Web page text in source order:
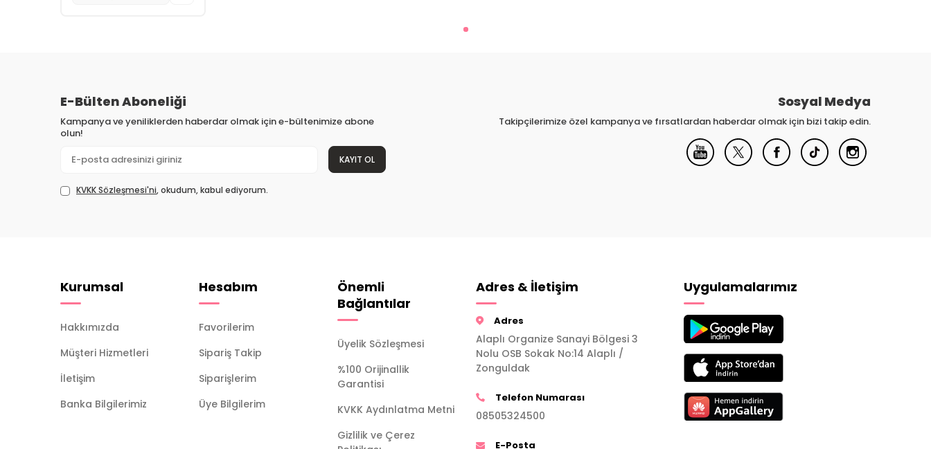
E-Bülten Aboneliği
Kampanya ve yeniliklerden haberdar olmak için e-bültenimize abone
olun!
KAYIT OL
KVKK Sözleşmesi'ni, okudum, kabul ediyorum.
Sosyal Medya
Takipçilerimize özel kampanya ve fırsatlardan haberdar olmak için bizi takip edin.
Kurumsal
Hakkımızda
Müşteri Hizmetleri
İletişim
Banka Bilgilerimiz
Hesabım
Favorilerim
Sipariş Takip
Siparişlerim
Üye Bilgilerim
Önemli
Bağlantılar
Üyelik Sözleşmesi
%100 Orijinallik
Garantisi
KVKK Aydınlatma Metni
Gizlilik ve Çerez
Adres & İletişim
Adres
Alaplı Organize Sanayi Bölgesi 3
Nolu OSB Sokak No:14 Alaplı /
Zonguldak
Telefon Numarası
08505324500
E-Posta
Uygulamalarımız